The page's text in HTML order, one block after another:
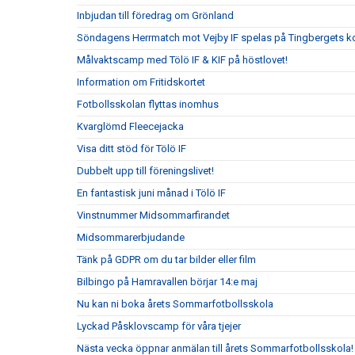
Inbjudan till föredrag om Grönland
Söndagens Herrmatch mot Vejby IF spelas på Tingbergets
Målvaktscamp med Tölö IF & KIF på höstlovet!
Information om Fritidskortet
Fotbollsskolan flyttas inomhus
Kvarglömd Fleecejacka
Visa ditt stöd för Tölö IF
Dubbelt upp till föreningslivet!
En fantastisk juni månad i Tölö IF
Vinstnummer Midsommarfirandet
Midsommarerbjudande
Tänk på GDPR om du tar bilder eller film
Bilbingo på Hamravallen börjar 14:e maj
Nu kan ni boka årets Sommarfotbollsskola
Lyckad Påsklovscamp för våra tjejer
Nästa vecka öppnar anmälan till årets Sommarfotbollsskola!